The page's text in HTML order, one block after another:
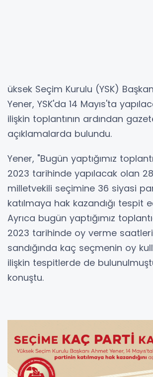
üksek Seçim Kurulu (YSK)
Yener, YSK'da 14 Mayıs'ta
ilişkin toplantının ardından
açıklamalarda bulundu.
Yener, "Bugün yaptığımız
2023 tarihinde yapılacak olan
milletvekili seçimine 36 siyasi
katılmaya hak kazandığı tespit
Ayrıca bugün yaptığımız
2023 tarihinde oy verme
sandığında kaç seçmenin oy
ilişkin tespitlerde de
konuştu.